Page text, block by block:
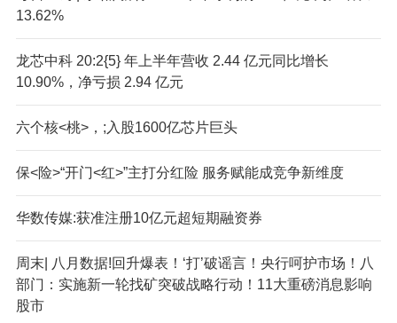
13.62%
龙芯中科 20:2{5} 年上半年营收 2.44 亿元同比增长
10.90%，净亏损 2.94 亿元
六个核<桃>，;入股1600亿芯片巨头
保<险>“开门<红>”主打分红险 服务赋能成竞争新维度
华数传媒:获准注册10亿元超短期融资券
周末| 八月数据!回升爆表！‘打’破谣言！央行呵护市场！八
部门：实施新一轮找矿突破战略行动！11大重磅消息影响
股市